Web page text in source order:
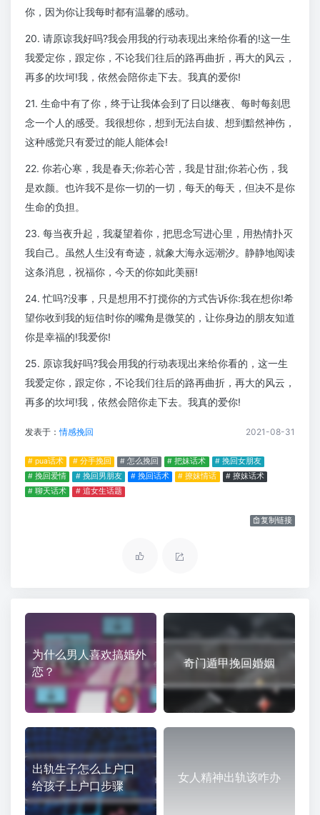
你，因为你让我每时都有温馨的感动。
20. 请原谅我好吗?我会用我的行动表现出来给你看的!这一生
我爱定你，跟定你，不论我们往后的路再曲折，再大的风云，
再多的坎坷!我，依然会陪你走下去。我真的爱你!
21. 生命中有了你，终于让我体会到了日以继夜、每时每刻思
念一个人的感受。我很想你，想到无法自拔、想到黯然神伤，
这种感觉只有爱过的能人能体会!
22. 你若心寒，我是春天;你若心苦，我是甘甜;你若心伤，我
是欢颜。也许我不是你一切的一切，每天的每天，但决不是你
生命的负担。
23. 每当夜升起，我凝望着你，把思念写进心里，用热情扑灭
我自己。虽然人生没有奇迹，就象大海永远潮汐。静静地阅读
这条消息，祝福你，今天的你如此美丽!
24. 忙吗?没事，只是想用不打搅你的方式告诉你:我在想你!希
望你收到我的短信时你的嘴角是微笑的，让你身边的朋友知道
你是幸福的!我爱你!
25. 原谅我好吗?我会用我的行动表现出来给你看的，这一生
我爱定你，跟定你，不论我们往后的路再曲折，再大的风云，
再多的坎坷!我，依然会陪你走下去。我真的爱你!
发表于：情感挽回 2021-08-31
# pua话术 # 分手挽回 # 怎么挽回 # 把妹话术
# 挽回女朋友
# 挽回爱情
# 挽回男朋友 # 挽回话术 # 撩妹情话
# 撩妹话术
# 聊天话术
# 追女生话题
复制链接
为什么男人喜欢搞婚外
恋？
奇门遁甲挽回婚姻
出轨生子怎么上户口
给孩子上户口步骤
女人精神出轨该咋办